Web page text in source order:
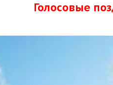
Голосовые